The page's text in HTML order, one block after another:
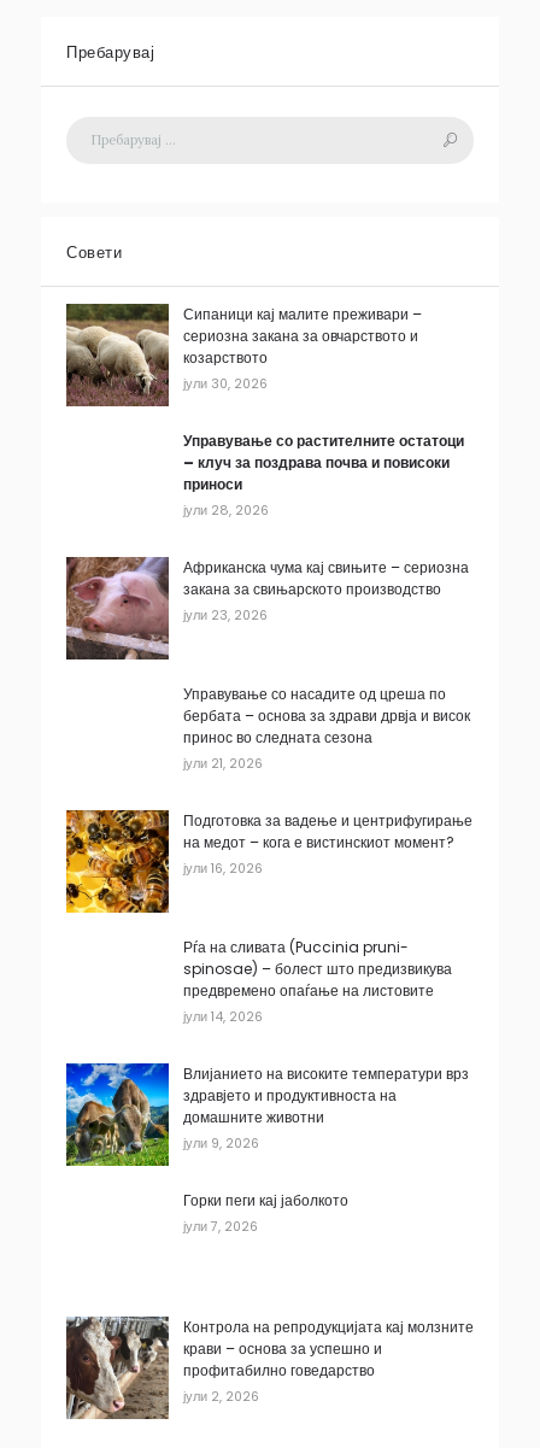
Пребарувај
Совети
Сипаници кај малите преживари –
сериозна закана за овчарството и
козарството
јули 30, 2026
Управување со растителните остатоци
– клуч за поздрава почва и повисоки
приноси
јули 28, 2026
Африканска чума кај свињите – сериозна
закана за свињарското производство
јули 23, 2026
Управување со насадите од цреша по
бербата – основа за здрави дрвја и висок
принос во следната сезона
јули 21, 2026
Подготовка за вадење и центрифугирање
на медот – кога е вистинскиот момент?
јули 16, 2026
Рѓа на сливата (Puccinia pruni-
spinosae) – болест што предизвикува
предвремено опаѓање на листовите
јули 14, 2026
Влијанието на високите температури врз
здравјето и продуктивноста на
домашните животни
јули 9, 2026
Горки пеги кај јаболкото
јули 7, 2026
Контрола на репродукцијата кај молзните
крави – основа за успешно и
профитабилно говедарство
јули 2, 2026